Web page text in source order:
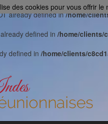
already defined in/home/
defined in /home/clients/
defined in /home/clients/
des cookies pour vous offrir